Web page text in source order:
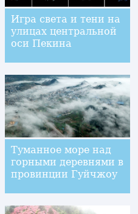
Игра света и тени на
улицах центральной
оси Пекина
Туманное море над
горными деревнями в
провинции Гуйчжоу